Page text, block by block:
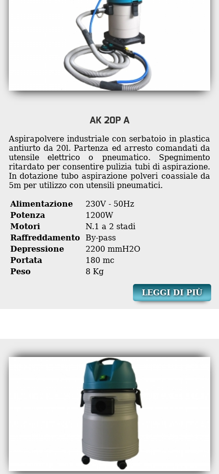
AK 20P A
Aspirapolvere industriale con serbatoio in plastica
antiurto da 20l. Partenza ed arresto comandati da
utensile elettrico o pneumatico. Spegnimento
ritardato per consentire pulizia tubi di aspirazione.
In dotazione tubo aspirazione polveri coassiale da
5m per utilizzo con utensili pneumatici.
Alimentazione
230V - 50Hz
Potenza
1200W
Motori
N.1 a 2 stadi
Raffreddamento
By-pass
Depressione
2200 mmH2O
Portata
180 mc
Peso
8 Kg
LEGGI DI PIÙ